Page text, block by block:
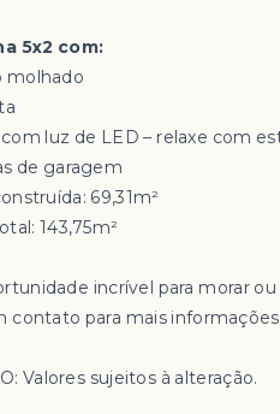
5x2 com:
molhado
com luz de LED – relaxe com
de garagem
69,31m²
143,75m²
incrível para morar
contato para mais informações
Valores sujeitos à alteração.